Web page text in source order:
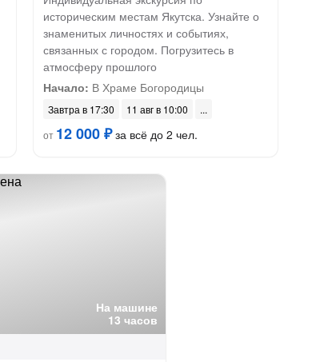
историческим местам Якутска. Узнайте о
знаменитых личностях и событиях,
связанных с городом. Погрузитесь в
атмосферу прошлого
Начало: В Храме Богородицы
Завтра в 17:30
11 авг в 10:00
от 12 000 ₽за всё до 2 чел.
На машине
13 часов